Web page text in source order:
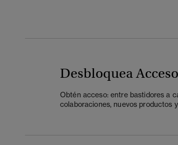
Desbloquea
Obtén acceso: entre bastidores a
colaboraciones, nuevos productos